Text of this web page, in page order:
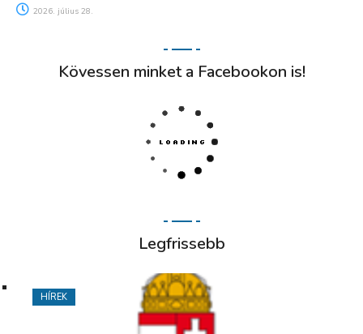
2026. július 28.
Kövessen minket a Facebookon is!
Legfrissebb
Békéscsabai Járási Hivatal aktuális